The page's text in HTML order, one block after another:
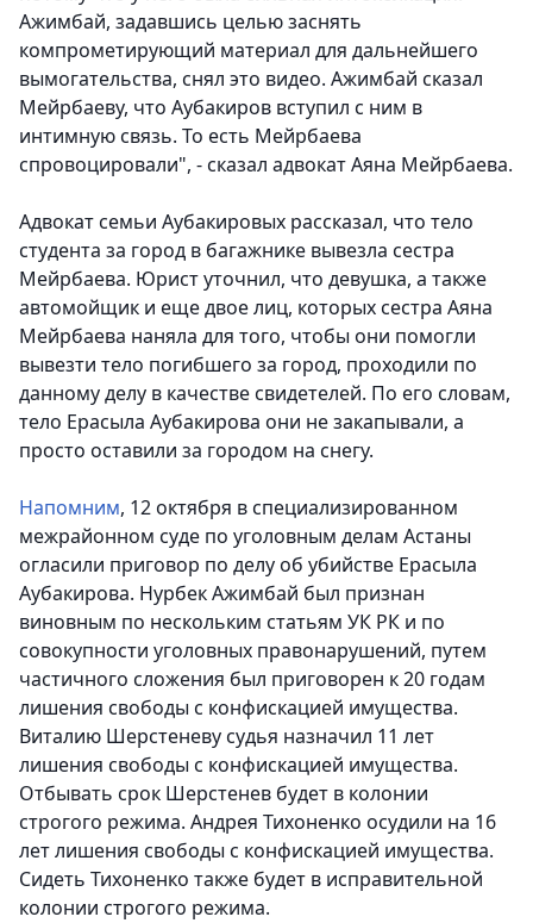
Ажимбай, задавшись целью заснять
компрометирующий материал для дальнейшего
вымогательства, снял это видео. Ажимбай сказал
Мейрбаеву, что Аубакиров вступил с ним в
интимную связь. То есть Мейрбаева
спровоцировали", - сказал адвокат Аяна Мейрбаева.
Адвокат семьи Аубакировых рассказал, что тело
студента за город в багажнике вывезла сестра
Мейрбаева. Юрист уточнил, что девушка, а также
автомойщик и еще двое лиц, которых сестра Аяна
Мейрбаева наняла для того, чтобы они помогли
вывезти тело погибшего за город, проходили по
данному делу в качестве свидетелей. По его словам,
тело Ерасыла Аубакирова они не закапывали, а
просто оставили за городом на снегу.
Напомним, 12 октября в специализированном
межрайонном суде по уголовным делам Астаны
огласили приговор по делу об убийстве Ерасыла
Аубакирова. Нурбек Ажимбай был признан
виновным по нескольким статьям УК РК и по
совокупности уголовных правонарушений, путем
частичного сложения был приговорен к 20 годам
лишения свободы с конфискацией имущества.
Виталию Шерстеневу судья назначил 11 лет
лишения свободы с конфискацией имущества.
Отбывать срок Шерстенев будет в колонии
строгого режима. Андрея Тихоненко осудили на 16
лет лишения свободы с конфискацией имущества.
Сидеть Тихоненко также будет в исправительной
колонии строгого режима.